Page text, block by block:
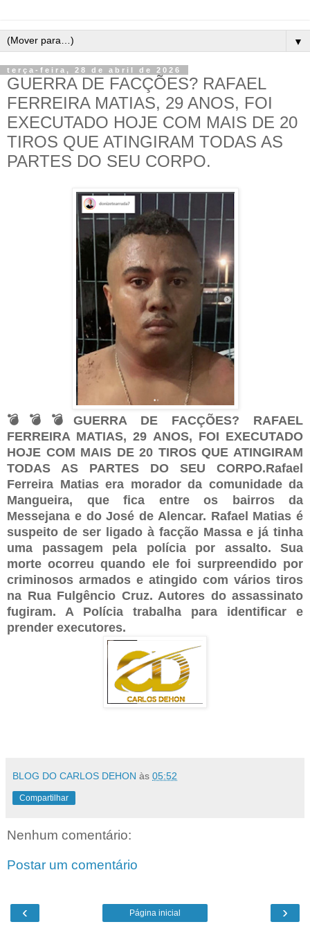
▼
terça-feira, 28 de abril de 2026
GUERRA DE FACÇÕES? RAFAEL
FERREIRA MATIAS, 29 ANOS, FOI
EXECUTADO HOJE COM MAIS DE 20
TIROS QUE ATINGIRAM TODAS AS
PARTES DO SEU CORPO.
💣💣💣GUERRA DE FACÇÕES? RAFAEL
FERREIRA MATIAS, 29 ANOS, FOI EXECUTADO
HOJE COM MAIS DE 20 TIROS QUE ATINGIRAM
TODAS AS PARTES DO SEU CORPO.Rafael
Ferreira Matias era morador da comunidade da
Mangueira, que fica entre os bairros da
Messejana e do José de Alencar. Rafael Matias é
suspeito de ser ligado à facção Massa e já tinha
uma passagem pela polícia por assalto. Sua
morte ocorreu quando ele foi surpreendido por
criminosos armados e atingido com vários tiros
na Rua Fulgêncio Cruz. Autores do assassinato
fugiram. A Polícia trabalha para identificar e
prender executores.
BLOG DO CARLOS DEHON às 05:52
Compartilhar
Nenhum comentário:
Postar um comentário
‹ ›
Página inicial